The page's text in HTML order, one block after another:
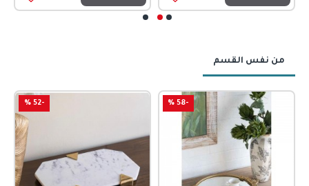
من نفس القسم
-58 %
-52 %